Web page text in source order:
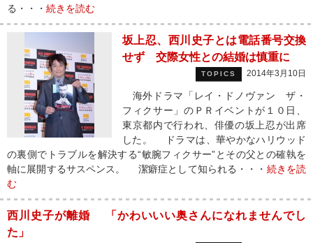
る・・・ 続きを読む
坂上忍、西川史子とは電話番号交換
せず 交際女性との結婚は慎重に
TOPICS 2014年3月10日
海外ドラマ「レイ・ドノヴァン ザ・
フィクサー」のＰＲイベントが１０日、
東京都内で行われ、俳優の坂上忍が出席
した。 ドラマは、華やかなハリウッド
の裏側でトラブルを解決する“敏腕フィクサー”とその父との確執を
軸に展開するサスペンス。 潔癖症として知られる・・・ 続きを読
む
西川史子が離婚 「かわいいい奥さんになれませんでし
た」